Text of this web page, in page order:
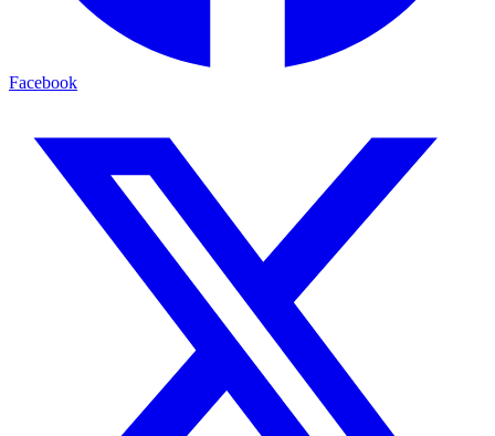
Facebook